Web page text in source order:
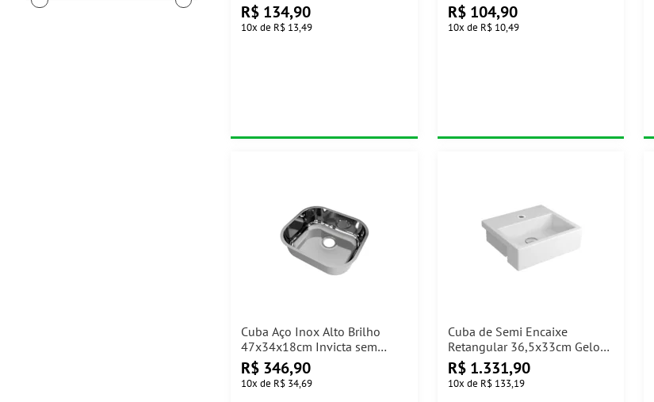
R$ 134,90
10x de R$ 13,49
R$ 104,90
10x de R$ 10,49
Cuba Aço Inox Alto Brilho
47x34x18cm Invicta sem
Válvula Docol
R$ 346,90
10x de R$ 34,69
Cuba de Semi Encaixe
Retangular 36,5x33cm Gelo
L.733.17 Deca
R$ 1.331,90
10x de R$ 133,19